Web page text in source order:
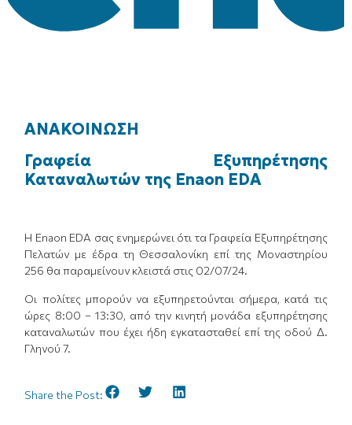
ΑΝΑΚΟΙΝΩΣΗ
Γραφεία Εξυπηρέτησης
Καταναλωτών της Enaon EDA
Η Enaon EDA σας ενημερώνει ότι τα Γραφεία Εξυπηρέτησης
Πελατών με έδρα τη Θεσσαλονίκη επί της Μοναστηρίου
256 θα παραμείνουν κλειστά στις 02/07/24.
Οι πολίτες μπορούν να εξυπηρετούνται σήμερα, κατά τις
ώρες 8:00 – 13:30, από την κινητή μονάδα εξυπηρέτησης
καταναλωτών που έχει ήδη εγκατασταθεί επί της οδού Δ.
Γληνού 7.
Share the Post: